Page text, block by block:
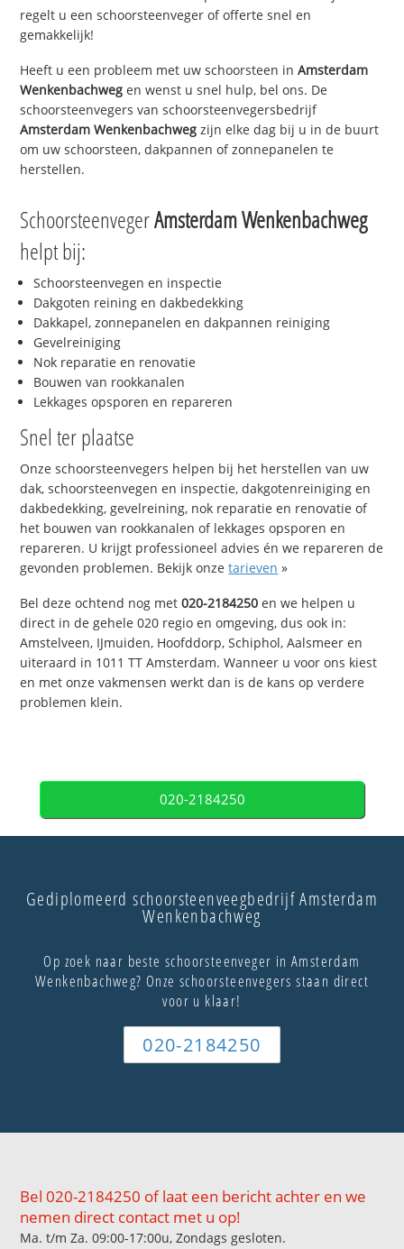
regelt u een schoorsteenveger of offerte snel en
gemakkelijk!
Heeft u een probleem met uw schoorsteen inAmsterdam
Wenkenbachweg en wenst u snel hulp, bel ons. De
schoorsteenvegers van schoorsteenvegersbedrijf
Amsterdam Wenkenbachweg zijn elke dag bij u in de buurt
om uw schoorsteen, dakpannen of zonnepanelen te
herstellen.
SchoorsteenvegerAmsterdam Wenkenbachweg
helpt bij:
Schoorsteenvegen en inspectie
Dakgoten reining en dakbedekking
Dakkapel, zonnepanelen en dakpannen reiniging
Gevelreiniging
Nok reparatie en renovatie
Bouwen van rookkanalen
Lekkages opsporen en repareren
Snel ter plaatse
Onze schoorsteenvegers helpen bij het herstellen van uw
dak, schoorsteenvegen en inspectie, dakgotenreiniging en
dakbedekking, gevelreining, nok reparatie en renovatie of
het bouwen van rookkanalen of lekkages opsporen en
repareren. U krijgt professioneel advies én we repareren de
gevonden problemen. Bekijk onzetarieven »
Bel deze ochtend nog met020-2184250 en we helpen u
direct in de gehele 020 regio en omgeving, dus ook in:
Amstelveen, IJmuiden, Hoofddorp, Schiphol, Aalsmeer en
uiteraard in 1011 TT Amsterdam. Wanneer u voor ons kiest
en met onze vakmensen werkt dan is de kans op verdere
problemen klein.
020-2184250
Gediplomeerd schoorsteenveegbedrijf Amsterdam
Wenkenbachweg
Op zoek naar beste schoorsteenveger in Amsterdam
Wenkenbachweg? Onze schoorsteenvegers staan direct
voor u klaar!
020-2184250
Bel 020-2184250 of laat een bericht achter en we
nemen direct contact met u op!
Ma. t/m Za. 09:00-17:00u, Zondags gesloten.